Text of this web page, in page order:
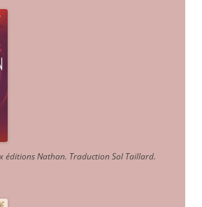
éditions Nathan. Traduction Sol Taillard.